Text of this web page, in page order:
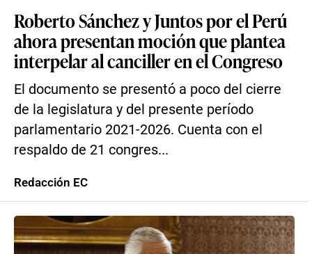
Roberto Sánchez y Juntos por el Perú
ahora presentan moción que plantea
interpelar al canciller en el Congreso
El documento se presentó a poco del cierre
de la legislatura y del presente período
parlamentario 2021-2026. Cuenta con el
respaldo de 21 congres...
Redacción EC